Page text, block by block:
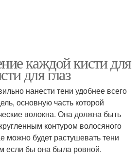
каждой кисти для
для глаз
нанести тени удобнее всего
основную часть которой
волокна. Она должна быть
контуром волосяного
можно будет растушевать тени
если бы она была ровной.